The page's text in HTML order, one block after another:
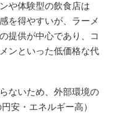
や体験型の飲食店は
を得やすいが、ラーメ
提供が中心であり、コ
ンといった低価格な代
ないため、外部環境の
安・エネルギー高）